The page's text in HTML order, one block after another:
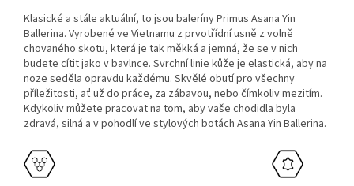
Klasické a stále aktuální, to jsou baleríny Primus Asana Yin
Ballerina. Vyrobené ve Vietnamu z prvotřídní usně z volně
chovaného skotu, která je tak měkká a jemná, že se v nich
budete cítit jako v bavlnce. Svrchní linie kůže je elastická, aby na
noze seděla opravdu každému. Skvělé obutí pro všechny
příležitosti, ať už do práce, za zábavou, nebo čímkoliv mezitím.
Kdykoliv můžete pracovat na tom, aby vaše chodidla byla
zdravá, silná a v pohodlí ve stylových botách Asana Yin Ballerina.